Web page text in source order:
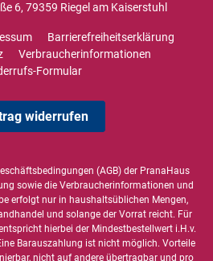
6, 79359 Riegel am Kaiserstuhl
Barrierefreiheitserklärung
Verbraucherinformationen
Formular
widerrufen
(AGB) der PranaHaus
sowie die Verbraucherinformationen und
erfolgt nur in haushaltsüblichen Mengen,
und solange der Vorrat reicht. Für
hierbei der Mindestbestellwert i.H.v.
Barauszahlung ist nicht möglich. Vorteile
nicht auf andere übertragbar und pro